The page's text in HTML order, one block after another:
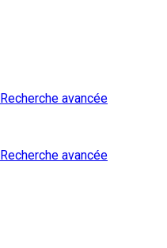
Recherche avancée
Recherche avancée